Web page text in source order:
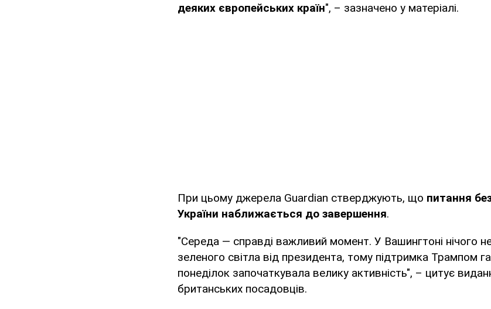
деяких європейських країн", – зазначено у матеріалі.
При цьому джерела Guardian стверджують, що питання
України наближається до завершення.
"Середа — справді важливий момент. У Вашингтоні нічого
зеленого світла від президента, тому підтримка Трампом
понеділок започаткувала велику активність", – цитує
британських посадовців.